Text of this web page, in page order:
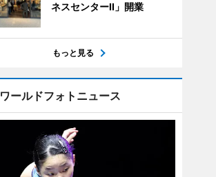
ネスセンターII」開業
もっと見る
ワールドフォトニュース